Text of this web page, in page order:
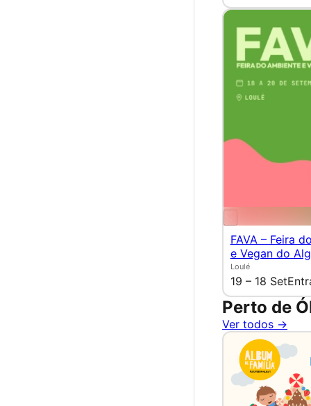
FAVA – Feira
e Vegan do
Loulé
19 – 18 Set
Perto de
Ver todos →